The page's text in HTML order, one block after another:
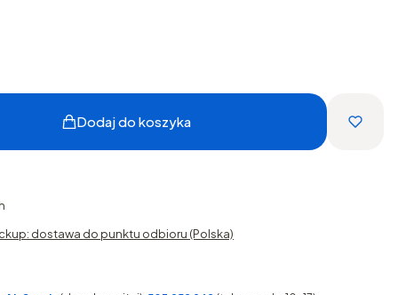
Dodaj do koszyka
dostawa do punktu odbioru (Polska)